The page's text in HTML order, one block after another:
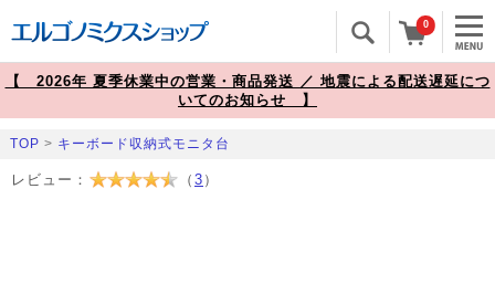
0
【 2026年 夏季休業中の営業・商品発送 ／ 地震による配送遅延につ
いてのお知らせ 】
TOP > キーボード収納式モニタ台
レビュー： （ 3 ）